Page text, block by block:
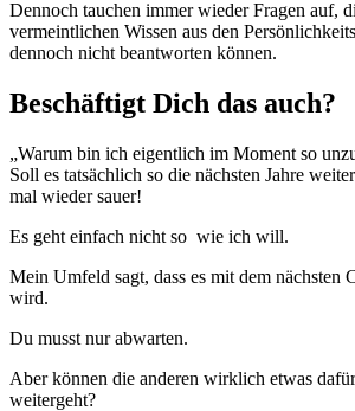
Dennoch tauchen immer wieder Fragen auf,
vermeintlichen Wissen aus den
dennoch nicht beantworten können.
Beschäftigt Dich das auch?
„Warum bin ich eigentlich im Moment so
Soll es tatsächlich so die nächsten Jahre
mal wieder sauer!
Es geht einfach nicht so wie ich will.
Mein Umfeld sagt, dass es mit dem nächsten
wird.
Du musst nur abwarten.
Aber können die anderen wirklich etwas
weitergeht?